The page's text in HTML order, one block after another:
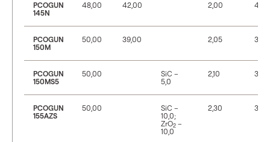
PCOGUN
145N
48,00 42,00 2,00 40
PCOGUN
150M
50,00 39,00 2,05 30
PCOGUN
150MS5
50,00
SiC –
5,0
2,10 35
PCOGUN
155AZS
50,00
SiC –
10,0;
ZrO2 –
10,0
2,30 35